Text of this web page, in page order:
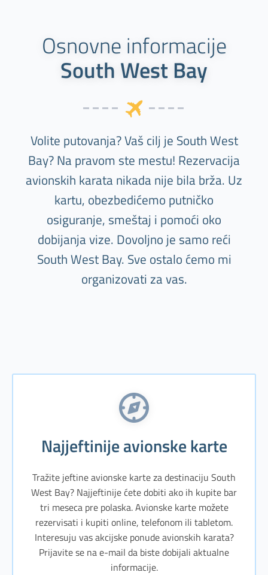
Osnovne informacije
South West Bay
Volite putovanja? Vaš cilj je South West
Bay? Na pravom ste mestu! Rezervacija
avionskih karata nikada nije bila brža. Uz
kartu, obezbedićemo putničko
osiguranje, smeštaj i pomoći oko
dobijanja vize. Dovoljno je samo reći
South West Bay. Sve ostalo ćemo mi
organizovati za vas.
Najjeftinije avionske karte
Tražite jeftine avionske karte za destinaciju South
West Bay? Najjeftinije ćete dobiti ako ih kupite bar
tri meseca pre polaska. Avionske karte možete
rezervisati i kupiti online, telefonom ili tabletom.
Interesuju vas akcijske ponude avionskih karata?
Prijavite se na e-mail da biste dobijali aktualne
informacije.